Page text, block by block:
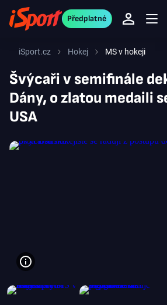
Předplatné
iSport.cz Hokej MS v hokeji
Švýcaři v semifinále
Dány, o zlatou medaili
USA